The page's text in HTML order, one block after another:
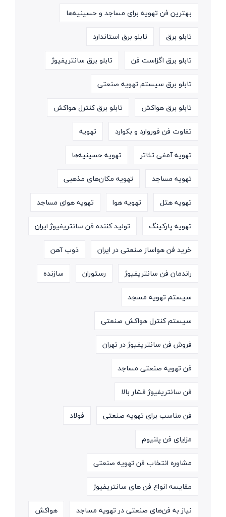
بهترین فن تهویه برای مساجد و حسینیه‌ها
تابلو برق
تابلو برق استاندارد
تابلو برق اگزاست فن
تابلو برق سانتریفیوژ
تابلو برق سیستم تهویه صنعتی
تابلو برق هواکش
تابلو برق کنترل هواکش
تفاوت فن فوروارد و بکوارد
تهویه
تهویه آمفی تئاتر
تهویه حسینیه‌ها
تهویه مساجد
تهویه مکان‌های مذهبی
تهویه هتل
تهویه هوا
تهویه هوای مساجد
تهویه پارکینگ
تولید کننده فن سانتریفیوژ ایران
خرید فن هواساز صنعتی در ایران
ذوب آهن
راندمان فن سانتریفیوژ
رستوران
سازنده
سیستم تهویه مسجد
سیستم کنترل هواکش صنعتی
فروش فن سانتریفیوژ در تهران
فن تهویه صنعتی مساجد
فن سانتریفیوژ فشار بالا
فن مناسب برای تهویه صنعتی
فولاد
مزایای فن پلنیوم
مشاوره انتخاب فن تهویه صنعتی
مقایسه انواع فن های سانتریفیوژ
نیاز به فن‌های صنعتی در تهویه مساجد
هواکش